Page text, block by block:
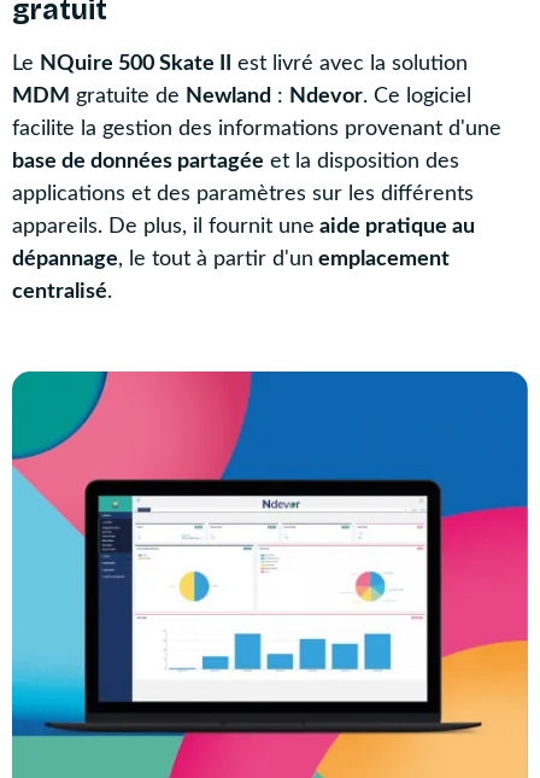
gratuit
Le NQuire 500 Skate II
est livré avec la solution
MDM gratuite de Newland : Ndevor. Ce logiciel
facilite la gestion des informations provenant d'une
base de données partagée et la disposition des
applications et des paramètres sur les différents
appareils. De plus, il fournit une aide pratique au
dépannage, le tout à partir d'un emplacement
centralisé.